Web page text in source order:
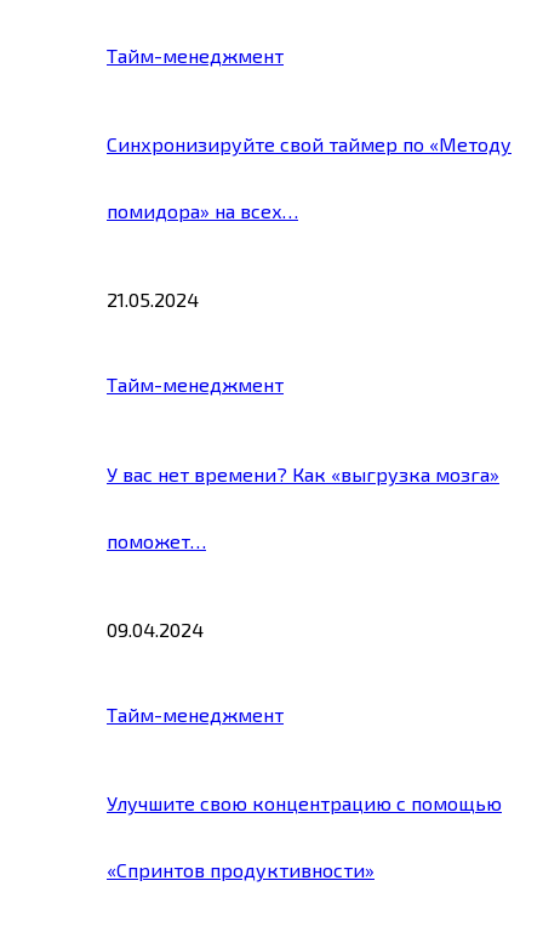
Тайм-менеджмент
Синхронизируйте свой таймер по «Методу
помидора» на всех…
21.05.2024
Тайм-менеджмент
У вас нет времени? Как «выгрузка мозга»
поможет…
09.04.2024
Тайм-менеджмент
Улучшите свою концентрацию с помощью
«Спринтов продуктивности»